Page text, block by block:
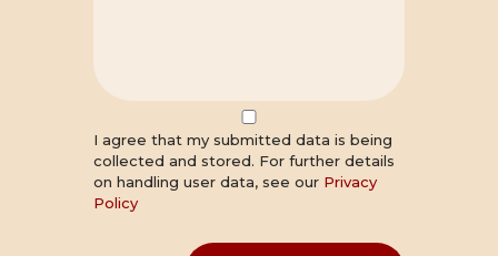
I agree that my submitted data is being
collected and stored. For further details
on handling user data, see our Privacy
Policy